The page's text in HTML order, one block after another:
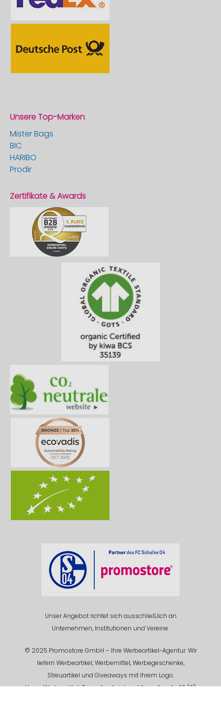
Unsere Top-Marken
Mister Bags
BIC
HARIBO
Prodir
Zertifikate & Awards
Unser Angebot richtet sich ausschließlich an
Unternehmen, Institutionen und Vereine.
© 2025 Promostore GmbH – Ihre Werbeartikel-Agentur. Wir
liefern Werbeartikel, Werbemittel, Werbegeschenke,
Streuartikel und Giveaways mit Ihrem Logo.
Unser Werbemittel-Team freut sich auf Ihren Anruf +49 (0)